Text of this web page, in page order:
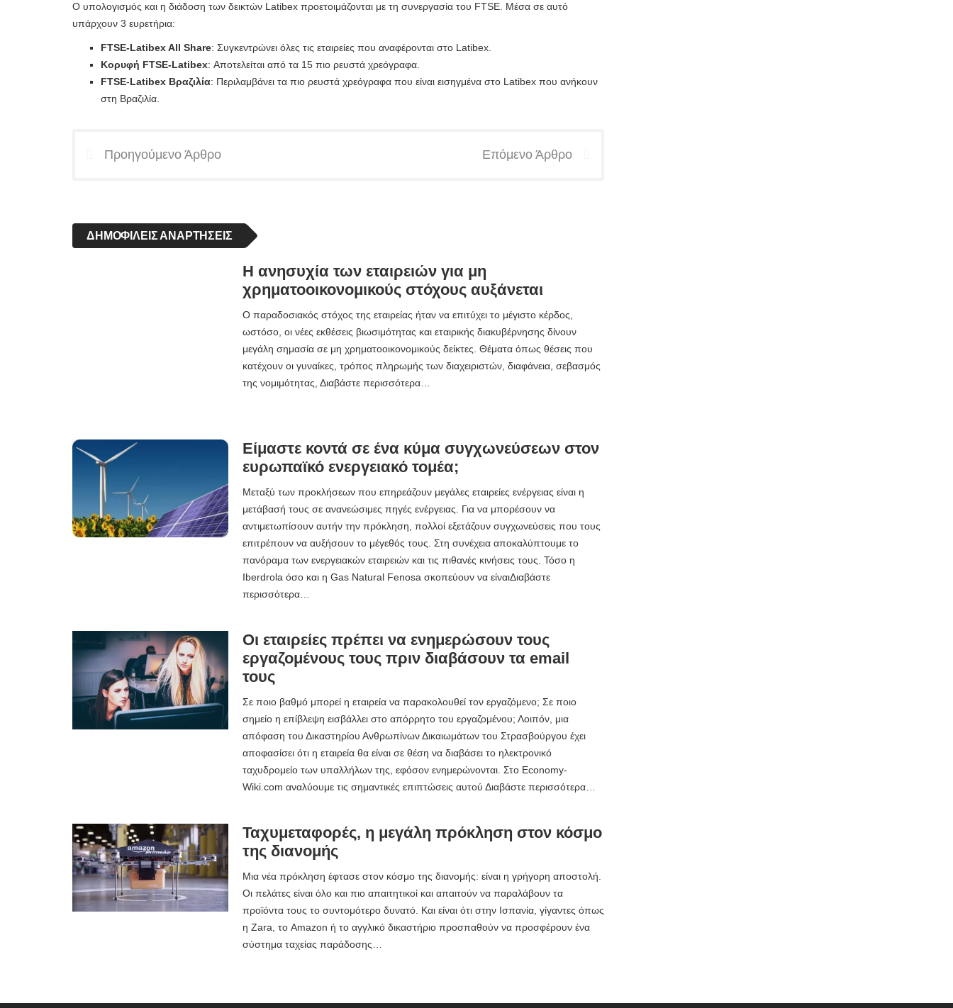
Ο υπολογισμός και η διάδοση των δεικτών Latibex προετοιμάζονται με τη συνεργασία του FTSE. Μέσα σε αυτό
υπάρχουν 3 ευρετήρια:
FTSE-Latibex All Share: Συγκεντρώνει όλες τις εταιρείες που αναφέρονται στο Latibex.
Κορυφή FTSE-Latibex: Αποτελείται από τα 15 πιο ρευστά χρεόγραφα.
FTSE-Latibex Βραζιλία: Περιλαμβάνει τα πιο ρευστά χρεόγραφα που είναι εισηγμένα στο Latibex που ανήκουν
στη Βραζιλία.
Προηγούμενο Άρθρο Επόμενο Άρθρο
ΔΗΜΟΦΙΛΕΊΣ ΑΝΑΡΤΉΣΕΙΣ
Η ανησυχία των εταιρειών για μη
χρηματοοικονομικούς στόχους αυξάνεται
Ο παραδοσιακός στόχος της εταιρείας ήταν να επιτύχει το μέγιστο κέρδος,
ωστόσο, οι νέες εκθέσεις βιωσιμότητας και εταιρικής διακυβέρνησης δίνουν
μεγάλη σημασία σε μη χρηματοοικονομικούς δείκτες. Θέματα όπως θέσεις που
κατέχουν οι γυναίκες, τρόπος πληρωμής των διαχειριστών, διαφάνεια, σεβασμός
της νομιμότητας, Διαβάστε περισσότερα…
Είμαστε κοντά σε ένα κύμα συγχωνεύσεων στον
ευρωπαϊκό ενεργειακό τομέα;
Μεταξύ των προκλήσεων που επηρεάζουν μεγάλες εταιρείες ενέργειας είναι η
μετάβασή τους σε ανανεώσιμες πηγές ενέργειας. Για να μπορέσουν να
αντιμετωπίσουν αυτήν την πρόκληση, πολλοί εξετάζουν συγχωνεύσεις που τους
επιτρέπουν να αυξήσουν το μέγεθός τους. Στη συνέχεια αποκαλύπτουμε το
πανόραμα των ενεργειακών εταιρειών και τις πιθανές κινήσεις τους. Τόσο η
Iberdrola όσο και η Gas Natural Fenosa σκοπεύουν να είναιΔιαβάστε
περισσότερα…
Οι εταιρείες πρέπει να ενημερώσουν τους
εργαζομένους τους πριν διαβάσουν τα email
τους
Σε ποιο βαθμό μπορεί η εταιρεία να παρακολουθεί τον εργαζόμενο; Σε ποιο
σημείο η επίβλεψη εισβάλλει στο απόρρητο του εργαζομένου; Λοιπόν, μια
απόφαση του Δικαστηρίου Ανθρωπίνων Δικαιωμάτων του Στρασβούργου έχει
αποφασίσει ότι η εταιρεία θα είναι σε θέση να διαβάσει το ηλεκτρονικό
ταχυδρομείο των υπαλλήλων της, εφόσον ενημερώνονται. Στο Economy-
Wiki.com αναλύουμε τις σημαντικές επιπτώσεις αυτού Διαβάστε περισσότερα…
Ταχυμεταφορές, η μεγάλη πρόκληση στον κόσμο
της διανομής
Μια νέα πρόκληση έφτασε στον κόσμο της διανομής: είναι η γρήγορη αποστολή.
Οι πελάτες είναι όλο και πιο απαιτητικοί και απαιτούν να παραλάβουν τα
προϊόντα τους το συντομότερο δυνατό. Και είναι ότι στην Ισπανία, γίγαντες όπως
η Zara, το Amazon ή το αγγλικό δικαστήριο προσπαθούν να προσφέρουν ένα
σύστημα ταχείας παράδοσης…